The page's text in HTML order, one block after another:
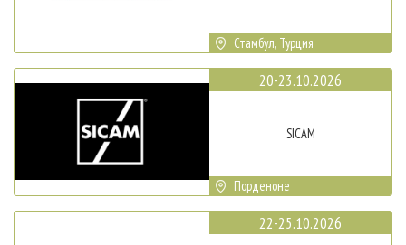
Стамбул, Турция
20-23.10.2026
SICAM
Порденоне
22-25.10.2026